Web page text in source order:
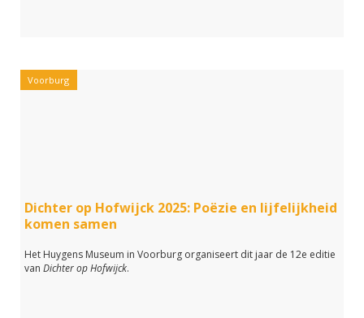
Voorburg
Dichter op Hofwijck 2025: Poëzie en lijfelijkheid
komen samen
Het Huygens Museum in Voorburg organiseert dit jaar de 12e editie
van Dichter op Hofwijck.